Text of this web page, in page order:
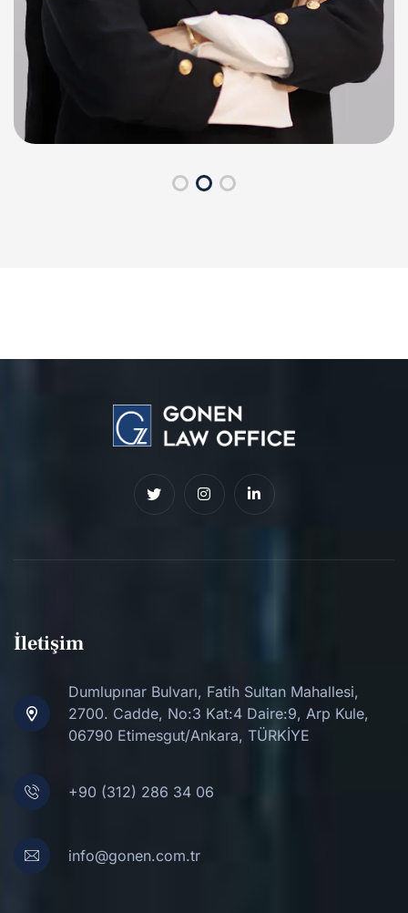
İletişim
Dumlupınar Bulvarı, Fatih Sultan Mahallesi,
2700. Cadde, No:3 Kat:4 Daire:9, Arp Kule,
06790 Etimesgut/Ankara, TÜRKİYE
+90 (312) 286 34 06
info@gonen.com.tr